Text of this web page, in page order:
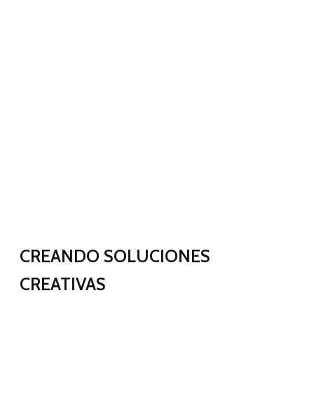
CREANDO SOLUCIONES
CREATIVAS